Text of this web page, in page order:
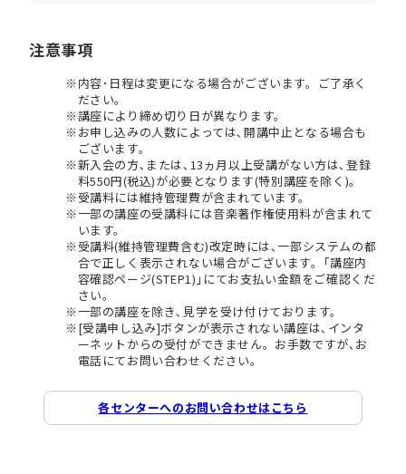
注意事項
内容･日程は変更になる場合がございます。ご了承く
ださい。
講座により締め切り日が異なります。
お申し込みの人数によっては､開講中止となる場合も
ございます。
新入会の方､または､13ヵ月以上受講がない方は､登録
料550円(税込)が必要となります(特別講座を除く)。
受講料には維持管理費が含まれています。
一部の講座の受講料には音楽著作権使用料が含まれて
います。
受講料(維持管理費含む)改定時には､一部システムの都
合で正しく表示されない場合がございます。｢講座内
容確認ページ(STEP1)｣にてお支払い金額をご確認くだ
さい。
一部の講座を除き､見学を受け付けております。
[受講申し込み]ボタンが表示されない講座は､インタ
ーネットからの受付ができません。お手数ですが､お
電話にてお問い合わせください。
各センターへのお問い合わせはこちら